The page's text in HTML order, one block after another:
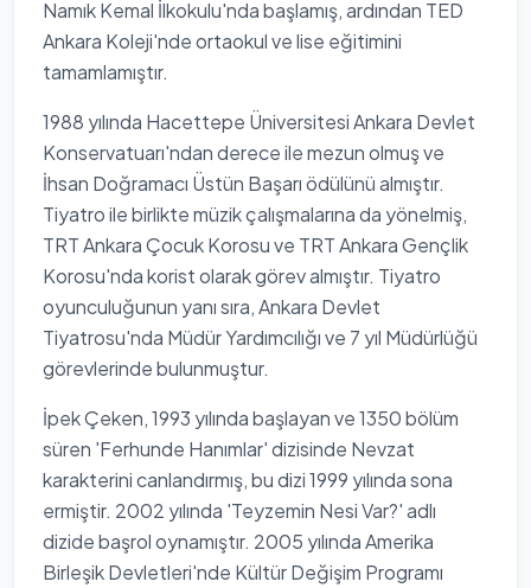
Namık Kemal İlkokulu'nda başlamış, ardından TED
Ankara Koleji'nde ortaokul ve lise eğitimini
tamamlamıştır.
1988 yılında Hacettepe Üniversitesi Ankara Devlet
Konservatuarı'ndan derece ile mezun olmuş ve
İhsan Doğramacı Üstün Başarı ödülünü almıştır.
Tiyatro ile birlikte müzik çalışmalarına da yönelmiş,
TRT Ankara Çocuk Korosu ve TRT Ankara Gençlik
Korosu'nda korist olarak görev almıştır. Tiyatro
oyunculuğunun yanı sıra, Ankara Devlet
Tiyatrosu'nda Müdür Yardımcılığı ve 7 yıl Müdürlüğü
görevlerinde bulunmuştur.
İpek Çeken, 1993 yılında başlayan ve 1350 bölüm
süren 'Ferhunde Hanımlar' dizisinde Nevzat
karakterini canlandırmış, bu dizi 1999 yılında sona
ermiştir. 2002 yılında 'Teyzemin Nesi Var?' adlı
dizide başrol oynamıştır. 2005 yılında Amerika
Birleşik Devletleri'nde Kültür Değişim Programı